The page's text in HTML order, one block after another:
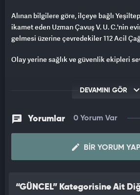
Alınan bilgilere göre, ilçeye bağlı
ikamet eden Uzman Çavuş V. U. C.'nin
gelmesi üzerine çevredekiler 112 Acil
Olay yerine sağlık ve güvenlik ekipleri
C., yapılan tüm müdahalelere rağmen
Kendi silahıyla intihar etmiş olabileceği
uzman çavuşun kesin ölüm sebebinin
uzun süredir Görele İlçe Jandarma
DEVAMINI GÖR
Yorumlar 0 Yorum Var
BIR YORUM
“GÜNCEL” Kategorisine Ait